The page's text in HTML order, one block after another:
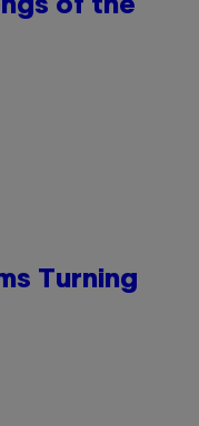
of the
Turning